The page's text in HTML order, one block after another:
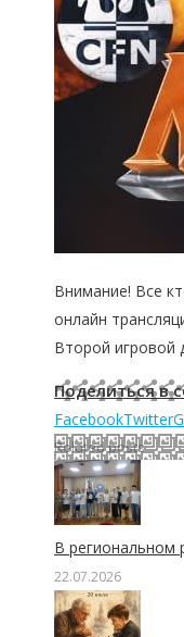
Внимание! Все
онлайн
Второй игровой
Поделиться в
FacebookTwitter
Related posts
В региональном
22.07.2026